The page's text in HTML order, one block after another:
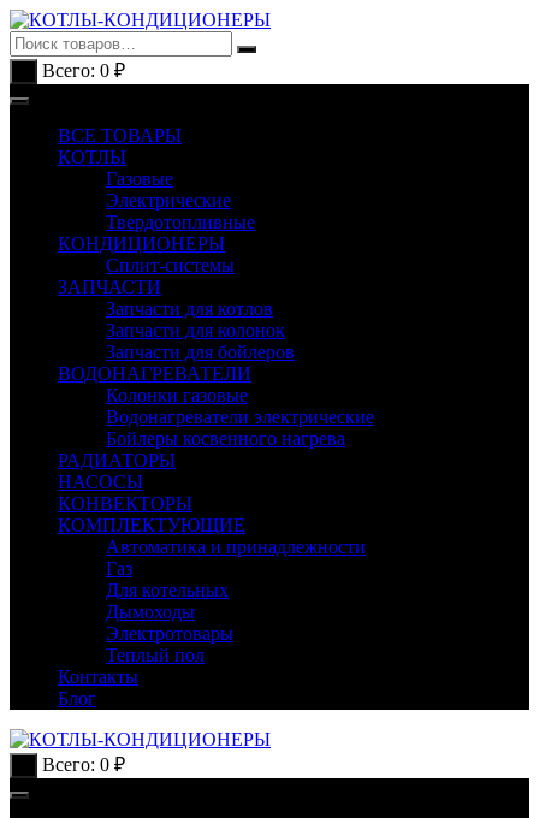
Перейти
к
содержимому
Всего: 0 ₽
ВСЕ ТОВАРЫ
КОТЛЫ
Газовые
Электрические
Твердотопливные
КОНДИЦИОНЕРЫ
Сплит-системы
ЗАПЧАСТИ
Запчасти для котлов
Запчасти для колонок
Запчасти для бойлеров
ВОДОНАГРЕВАТЕЛИ
Колонки газовые
Водонагреватели электрические
Бойлеры косвенного нагрева
РАДИАТОРЫ
НАСОСЫ
КОНВЕКТОРЫ
КОМПЛЕКТУЮЩИЕ
Автоматика и принадлежности
Газ
Для котельных
Дымоходы
Электротовары
Теплый пол
Контакты
Блог
Всего: 0 ₽